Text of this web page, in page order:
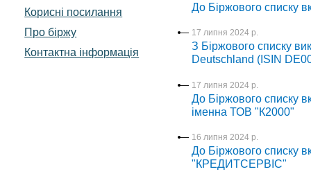
Корисні посилання
Про біржу
Контактна інформація
До Біржового списку
17 липня 2024 р.
З Біржового списку
Deutschland (ISIN
17 липня 2024 р.
До Біржового списку
іменна ТОВ "К2000"
16 липня 2024 р.
До Біржового списку
"КРЕДИТСЕРВІС"